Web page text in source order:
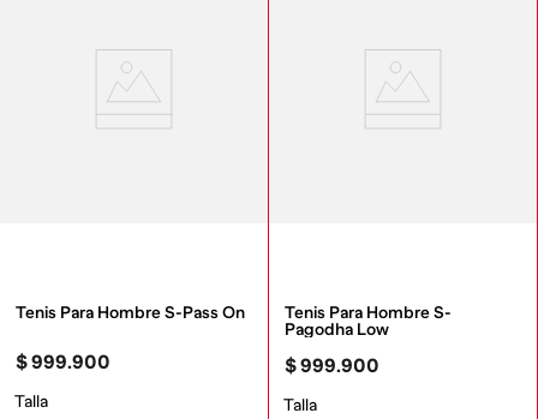
Tenis Para Hombre S-Pass On
$999.900
Talla
Tenis Para Hombre S-
Pagodha Low
$999.900
Talla